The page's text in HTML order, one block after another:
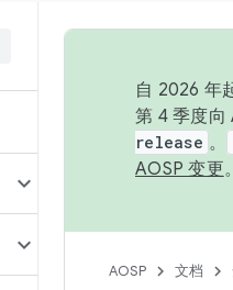
自 2026 年
第 4 季度向
release 。
AOSP 变更。
AOSP 文档